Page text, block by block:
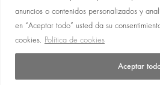
anuncios o contenidos personalizados y
en “Aceptar todo” usted da su
cookies. Política de cookies
Aceptar